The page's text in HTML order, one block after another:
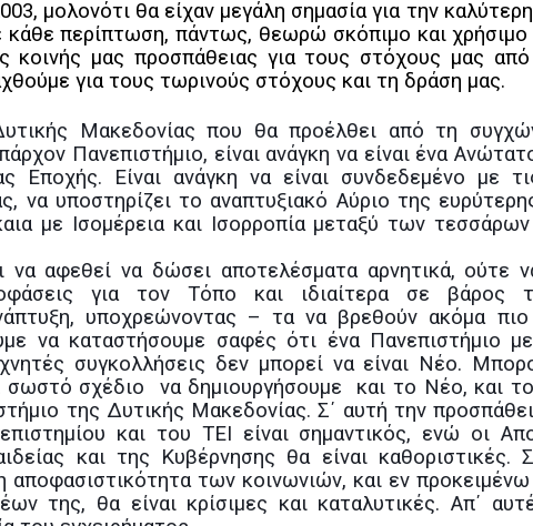
μολονότι θα είχαν μεγάλη σημασία για την
κάθε περίπτωση, πάντως, θεωρώ σκόπιμο και
κοινής μας προσπάθειας για τους στόχους μας
για τους τωρινούς στόχους και τη δράση μας.
Μακεδονίας που θα προέλθει από τη
Πανεπιστήμιο, είναι ανάγκη να είναι ένα
Εποχής. Είναι ανάγκη να είναι συνδεδεμένο με
να υποστηρίζει το αναπτυξιακό Αύριο της
με Ισομέρεια και Ισορροπία μεταξύ των
αφεθεί να δώσει αποτελέσματα αρνητικά, ούτε
για τον Τόπο και ιδιαίτερα σε βάρος
υποχρεώνοντας – τα να βρεθούν ακόμα
να καταστήσουμε σαφές ότι ένα Πανεπιστήμιο με
συγκολλήσεις δεν μπορεί να είναι Νέο.
σωστό σχέδιο να δημιουργήσουμε και το Νέο, και
της Δυτικής Μακεδονίας. Σ΄ αυτή την
και του ΤΕΙ είναι σημαντικός, ενώ οι
και της Κυβέρνησης θα είναι καθοριστικές.
των κοινωνιών, και εν
της, θα είναι κρίσιμες και καταλυτικές. Απ΄